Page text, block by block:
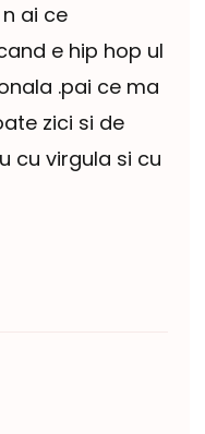
ai ce
e hip hop ul
.pai ce ma
zici si de
cu virgula si cu